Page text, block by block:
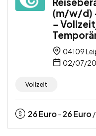
(m/w/d)
–
04109
02/07/
Vollzeit
26Euro - 26Euro